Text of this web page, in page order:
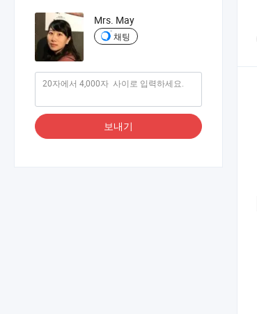
Mrs. May
채팅
보내기